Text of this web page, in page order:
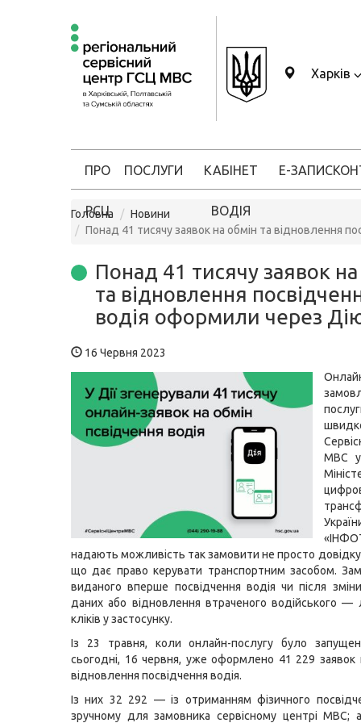
Харків
ПРО
РСЦ
ПОСЛУГИ КАБІНЕТ
ВОДІЯ
Е-ЗАПИС
Головна
Новини
Понад 41 тисячу заявок на обмін та відновлення
Понад 41 тисячу заявок
та відновлення
водія оформили через
16 Червня 2023
МВС у
надають можливість так замовити не просто
що дає право керувати транспортним засобом.
виданого вперше посвідчення водія чи після
даних або відновлення втраченого водійського —
кліків у застосунку.
Із 23 травня, коли онлайн-послугу було
сьогодні, 16 червня, уже оформлено 41 229 заявок
відновлення посвідчення водія.
Із них 32 292 — із отриманням фізичного
зручному для замовника сервісному центрі